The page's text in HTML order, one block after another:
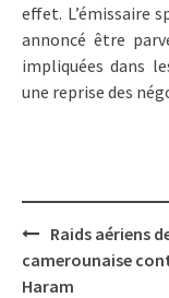
effet. L’émissaire
annoncé être
impliquées dans
une reprise des
Post
navigation
Raids aériens
camerounaise
Haram